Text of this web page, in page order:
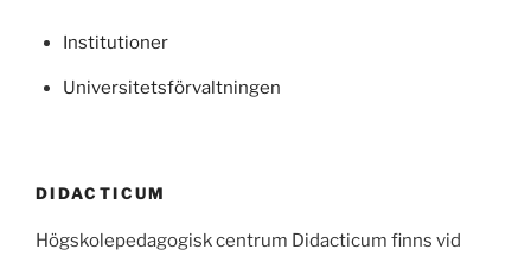
Institutioner
Universitetsförvaltningen
DIDACTICUM
Högskolepedagogisk centrum Didacticum finns vid